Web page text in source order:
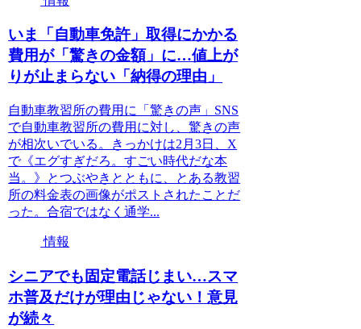
いま「自動車免許」取得にかかる
費用が「驚きの金額」に…値上が
りが止まらない「納得の理由」
自動車教習所の費用に「驚きの声」SNS
で自動車教習所の費用に対し、驚きの声
が相次いでいる。きっかけは2月3日、X
で《エグすぎだろ。すごい時代だな本
当。》とつぶやきとともに、とある教習
所の料金表の画像がポストされたことだ
った。合宿ではなく通学...
情報
シニアでも固定電話じまい…スマ
ホ普及だけが理由じゃない！意見
が続々